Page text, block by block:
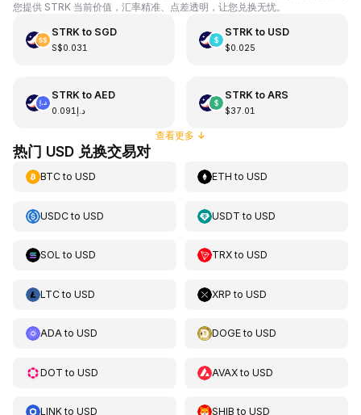
您提供 STRK 当前价值，汇率精准、点差透明，让您兑换无忧。
STRKto SGD
S$0.031
STRKto USD
$0.025
STRKto AED
د.إ0.091
STRKto ARS
$37.01
查看更多 ↓
热门 USD 兑换交易对
BTCto USD ETH toUSD
USDCto USD USDT toUSD
SOL to USD TRXtoUSD
LTCto USD XRP toUSD
ADAto USD DOGEtoUSD
DOT to USD AVAXtoUSD
LINKto USD SHIB toUSD